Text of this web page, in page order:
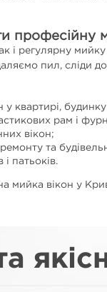
професійну
і регулярну
пил, сліди
квартирі, будинку
рам і
вікон;
та
і патьоків.
мийка вікон у